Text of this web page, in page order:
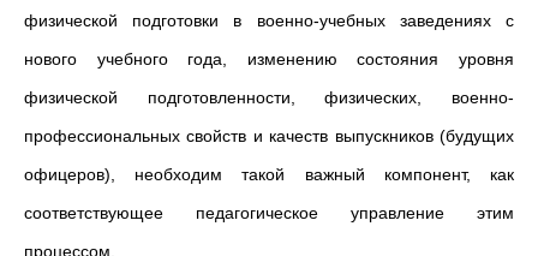
физической подготовки в военно-учебных заведениях с
нового учебного года, изменению состояния уровня
физической подготовленности, физических, военно-
профессиональных свойств и качеств выпускников (будущих
офицеров), необходим такой важный компонент, как
соответствующее педагогическое управление этим
процессом.